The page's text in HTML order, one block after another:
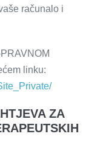
računalo i
linku:
ZA